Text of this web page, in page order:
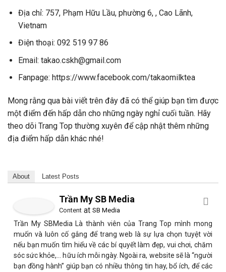
Địa chỉ: 757, Phạm Hữu Lầu, phường 6, , Cao Lãnh,
Vietnam
Điện thoại: 092 519 97 86
Email: takao.cskh@gmail.com
Fanpage: https://www.facebook.com/takaomilktea
Mong rằng qua bài viết trên đây đã có thể giúp bạn tìm được
một điểm đến hấp dẫn cho những ngày nghỉ cuối tuần. Hãy
theo dõi Trang Top thường xuyên để cập nhật thêm những
địa điểm hấp dẫn khác nhé!
About Latest Posts
Trần My SB Media
Content at SB Media
Trần My SBMedia Là thành viên của Trang Top mình mong
muốn và luôn cố gắng để trang web là sự lựa chọn tuyệt vời
nếu bạn muốn tìm hiểu về các bí quyết làm đẹp, vui chơi, chăm
sóc sức khỏe,… hữu ích mỗi ngày. Ngoài ra, website sẽ là “người
bạn đồng hành” giúp bạn có nhiều thông tin hay, bổ ích, để các